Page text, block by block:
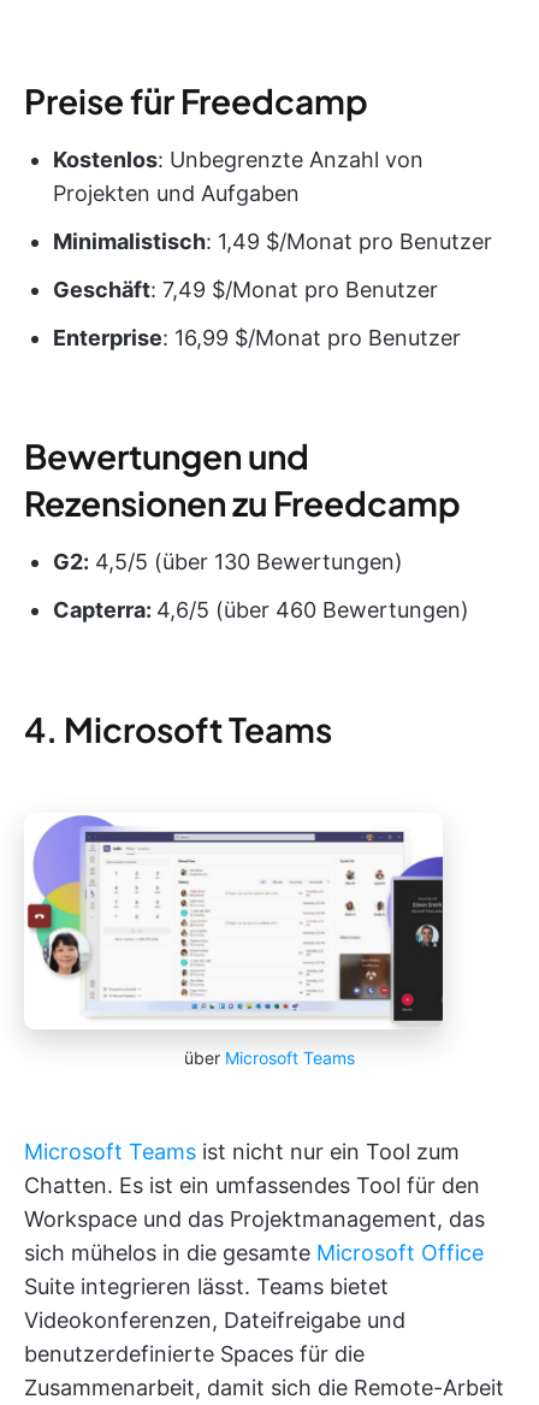
Preise für Freedcamp
Kostenlos: Unbegrenzte Anzahl von
Projekten und Aufgaben
Minimalistisch: 1,49 $/Monat pro Benutzer
Geschäft: 7,49 $/Monat pro Benutzer
Enterprise: 16,99 $/Monat pro Benutzer
Bewertungen und
Rezensionen zu Freedcamp
G2: 4,5/5 (über 130 Bewertungen)
Capterra: 4,6/5 (über 460 Bewertungen)
4. Microsoft Teams
über Microsoft Teams
Microsoft Teams ist nicht nur ein Tool zum
Chatten. Es ist ein umfassendes Tool für den
Workspace und das Projektmanagement, das
sich mühelos in die gesamte Microsoft Office
Suite integrieren lässt. Teams bietet
Videokonferenzen, Dateifreigabe und
benutzerdefinierte Spaces für die
Zusammenarbeit, damit sich die Remote-Arbeit